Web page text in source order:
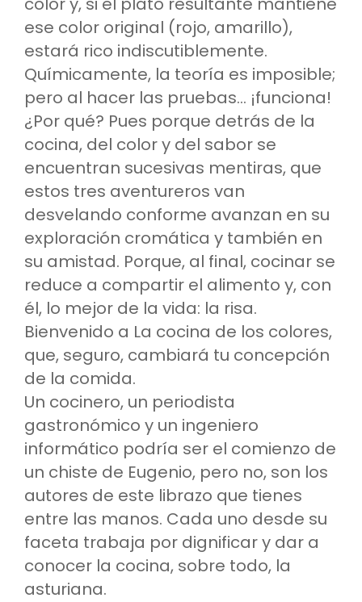
ese color original (rojo, amarillo),
estará rico indiscutiblemente.
Químicamente, la teoría es imposible;
pero al hacer las pruebas… ¡funciona!
¿Por qué? Pues porque detrás de la
cocina, del color y del sabor se
encuentran sucesivas mentiras, que
estos tres aventureros van
desvelando conforme avanzan en su
exploración cromática y también en
su amistad. Porque, al final, cocinar se
reduce a compartir el alimento y, con
él, lo mejor de la vida: la risa.
Bienvenido a La cocina de los colores,
que, seguro, cambiará tu concepción
de la comida.
Un cocinero, un periodista
gastronómico y un ingeniero
informático podría ser el comienzo de
un chiste de Eugenio, pero no, son los
autores de este librazo que tienes
entre las manos. Cada uno desde su
faceta trabaja por dignificar y dar a
conocer la cocina, sobre todo, la
asturiana.